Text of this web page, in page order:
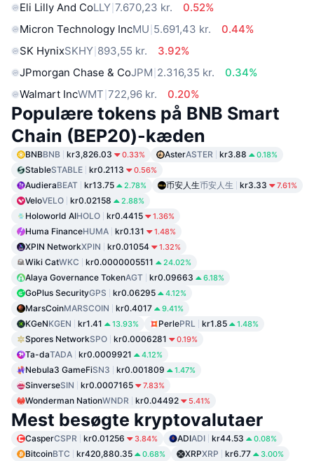
Eli Lilly And CoLLY 7.670,23 kr.
0.52%
Micron Technology IncMU 5.691,43 kr.
0.44%
SK HynixSKHY 893,55 kr.
3.92%
JPmorgan Chase & CoJPM 2.316,35 kr.
0.34%
Walmart IncWMT 722,96 kr. 0.20%
Populære tokens på BNB Smart
Chain (BEP20)-kæden
BNBBNB kr3,826.03 0.33% AsterASTER kr3.88 0.18%
StableSTABLE kr0.2113 0.56%
AudieraBEAT kr13.75 2.78% 币安人生币安人生 kr3.33 7.61%
VeloVELO kr0.02158 2.88%
Holoworld AIHOLO kr0.4415 1.36%
Huma FinanceHUMA kr0.131 1.48%
XPIN NetworkXPIN kr0.01054 1.32%
Wiki CatWKC kr0.0000005511 24.02%
Alaya Governance TokenAGT kr0.09663 6.18%
GoPlus SecurityGPS kr0.06295 4.12%
MarsCoinMARSCOIN kr0.4017 9.41%
KGeNKGEN kr1.41 13.93% PerlePRL kr1.85 1.48%
Spores NetworkSPO kr0.0006281 0.19%
Ta-daTADA kr0.0009921 4.12%
Nebula3 GameFiSN3 kr0.001809 1.47%
SinverseSIN kr0.0007165 7.83%
Wonderman NationWNDR kr0.04492 5.41%
Mest besøgte kryptovalutaer
CasperCSPR kr0.01256 3.84% ADIADI kr44.53 0.08%
BitcoinBTC kr420,880.35 0.68% XRPXRP kr6.77 3.00%